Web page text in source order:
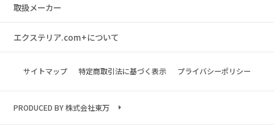
取扱メーカー
エクステリア.com+について
サイトマップ 特定商取引法に基づく表示 プライバシーポリシー
PRODUCED BY 株式会社東万